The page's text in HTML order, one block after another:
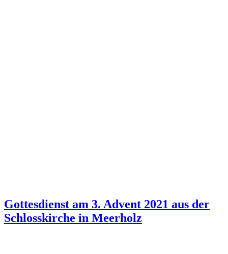
Gottesdienst am 3. Advent 2021 aus der
Schlosskirche in Meerholz